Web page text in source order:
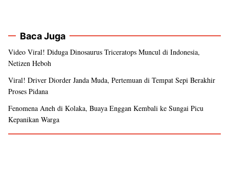
Baca Juga
Video Viral! Diduga Dinosaurus Triceratops Muncul di Indonesia,
Netizen Heboh
Viral! Driver Diorder Janda Muda, Pertemuan di Tempat Sepi Berakhir
Proses Pidana
Fenomena Aneh di Kolaka, Buaya Enggan Kembali ke Sungai Picu
Kepanikan Warga